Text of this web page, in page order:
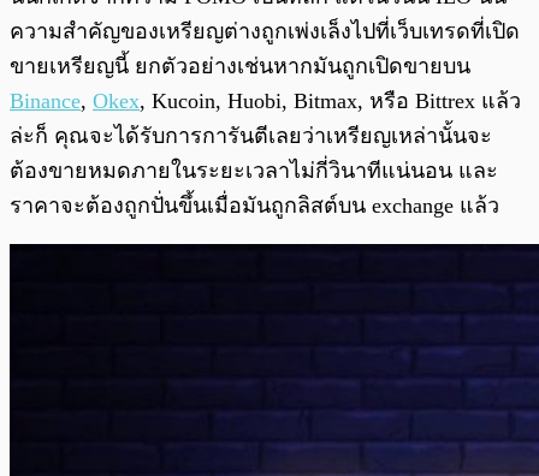
ความสำคัญของเหรียญต่างถูกเพ่งเล็งไปที่เว็บเทรดที่เปิด
ขายเหรียญนี้ ยกตัวอย่างเช่นหากมันถูกเปิดขายบน
Binance, Okex, Kucoin, Huobi, Bitmax, หรือ Bittrex แล้ว
ล่ะก็ คุณจะได้รับการการันตีเลยว่าเหรียญเหล่านั้นจะ
ต้องขายหมดภายในระยะเวลาไม่กี่วินาทีแน่นอน และ
ราคาจะต้องถูกปั่นขึ้นเมื่อมันถูกลิสต์บน exchange แล้ว